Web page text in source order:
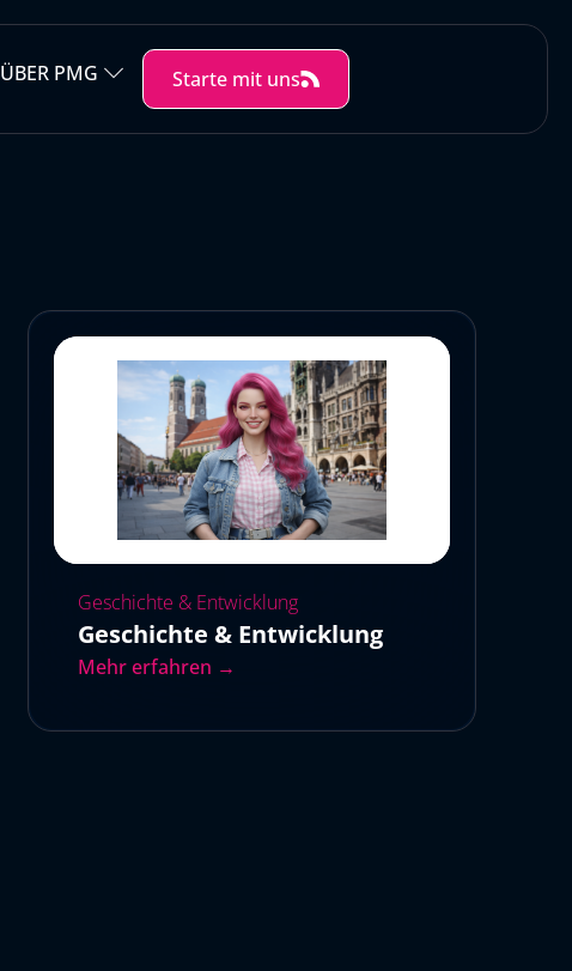
ÜBER PMG Starte mit uns
Geschichte & Entwicklung
Geschichte & Entwicklung
Mehr erfahren →